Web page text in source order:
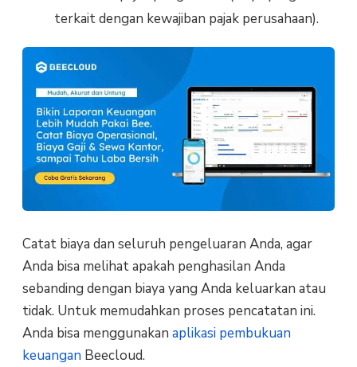
terkait dengan kewajiban pajak perusahaan).
Catat biaya dan seluruh pengeluaran Anda, agar
Anda bisa melihat apakah penghasilan Anda
sebanding dengan biaya yang Anda keluarkan atau
tidak. Untuk memudahkan proses pencatatan ini.
Anda bisa menggunakan aplikasi pembukuan
keuangan Beecloud.